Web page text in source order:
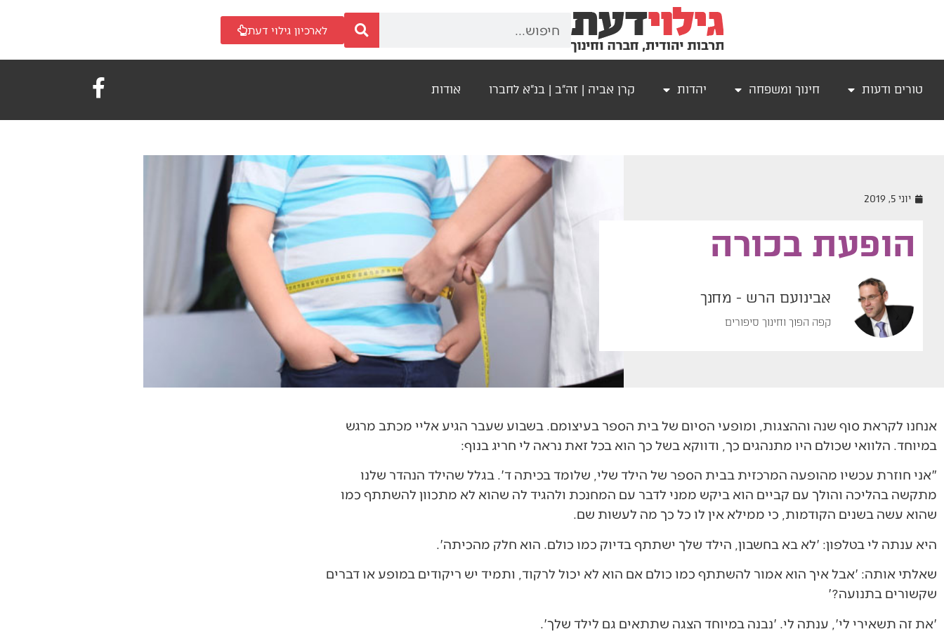
לארכיון גילוי דעת
טורים ודעות חינוך ומשפחה יהדות קרן אביה | זה"ב | בנ"א לחברו אודות
יוני 5, 2019
הופעת בכורה
אבינועם הרש - מחנך
קפה הפוך וחינוך סיפורים
אנחנו לקראת סוף שנה וההצגות, ומופעי הסיום של בית הספר בעיצומם. בשבוע שעבר הגיע אליי מכתב מרגש
במיוחד. הלוואי שכולם היו מתנהגים כך, ודווקא בשל כך הוא בכל זאת נראה לי חריג בנוף:
"אני חוזרת עכשיו מהופעה המרכזית בבית הספר של הילד שלי, שלומד בכיתה ד'. בגלל שהילד הנהדר שלנו
מתקשה בהליכה והולך עם קביים הוא ביקש ממני לדבר עם המחנכת ולהגיד לה שהוא לא מתכוון להשתתף כמו
שהוא עשה בשנים הקודמות, כי ממילא אין לו כל כך מה לעשות שם.
היא ענתה לי בטלפון: 'לא בא בחשבון, הילד שלך ישתתף בדיוק כמו כולם. הוא חלק מהכיתה'.
שאלתי אותה: 'אבל איך הוא אמור להשתתף כמו כולם אם הוא לא יכול לרקוד, ותמיד יש ריקודים במופע או דברים
שקשורים בתנועה?'
'את זה תשאירי לי', ענתה לי. 'נבנה במיוחד הצגה שתתאים גם לילד שלך'.